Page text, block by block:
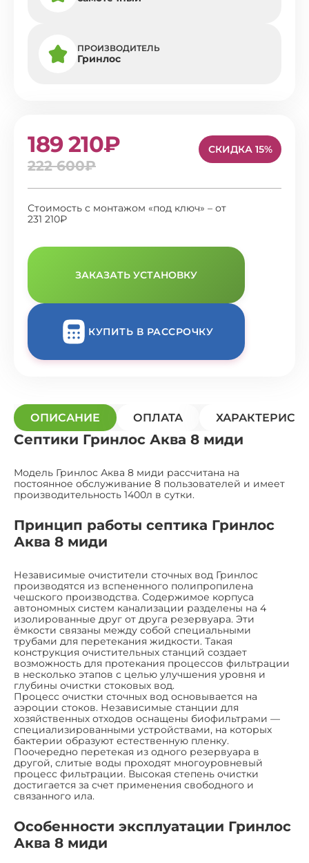
ПРОИЗВОДИТЕЛЬ
Гринлос
189 210₽
222 600₽
СКИДКА 15%
Стоимость с монтажом «под ключ» – от
231 210₽
ЗАКАЗАТЬ УСТАНОВКУ
КУПИТЬ В РАССРОЧКУ
ОПИСАНИЕ ОПЛАТА
Септики Гринлос Аква 8 миди
Модель Гринлос Аква 8 миди рассчитана на
постоянное обслуживание 8 пользователей и имеет
производительность 1400л в сутки.
Принцип работы септика Гринлос
Аква 8 миди
Независимые очистители сточных вод Гринлос
производятся из вспененного полипропилена
чешского производства. Содержимое корпуса
автономных систем канализации разделены на 4
изолированные друг от друга резервуара. Эти
ёмкости связаны между собой специальными
трубами для перетекания жидкости. Такая
конструкция очистительных станций создает
возможность для протекания процессов фильтрации
в несколько этапов с целью улучшения уровня и
глубины очистки стоковых вод.
Процесс очистки сточных вод основывается на
аэроции стоков. Независимые станции для
хозяйственных отходов оснащены биофильтрами —
специализированными устройствами, на которых
бактерии образуют естественную пленку.
Поочередно перетекая из одного резервуара в
другой, слитые воды проходят многоуровневый
процесс фильтрации. Высокая степень очистки
достигается за счет применения свободного и
связанного ила.
Особенности эксплуатации Гринлос
Аква 8 миди